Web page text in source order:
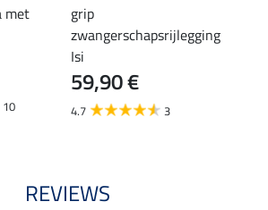
met
10
grip
zwangerschapsrijlegging
Isi
59,90 €
4.7 3
REVIEWS